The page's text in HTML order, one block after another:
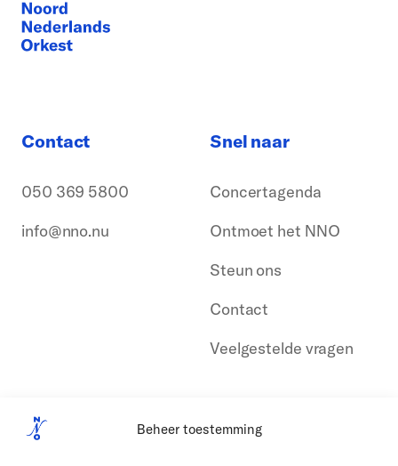
Beheer toestemming
Contact
050 369 5800
info@nno.nu
Snel naar
Concertagenda
Ontmoet het NNO
Steun ons
Contact
Veelgestelde vragen